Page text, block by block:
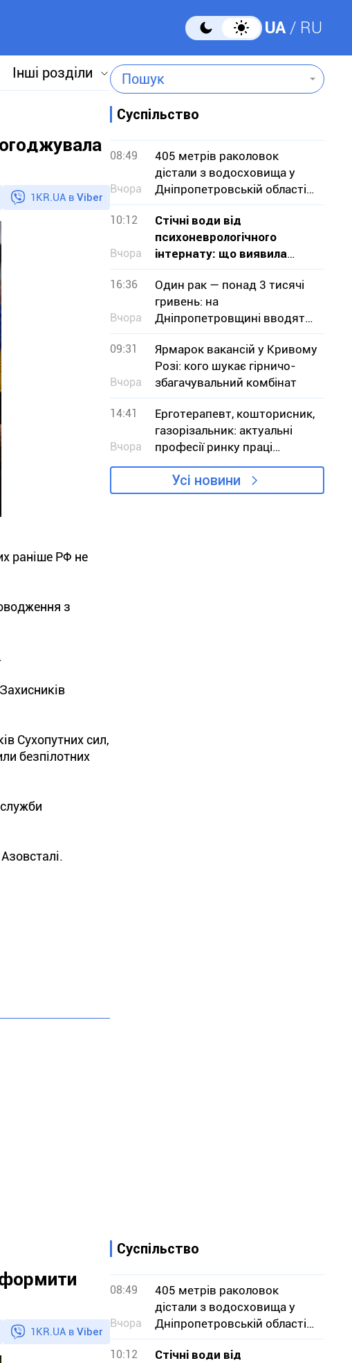
UA RU
Інші розділи Пошук
1KR.UA в Viber
раніше РФ не
з
Сухопутних сил,
безпілотних
Суспільство
08:49
Вчора
405 метрів раколовок
дістали з водосховища у
Дніпропетровській області
— чим вони небезпечні
10:12
Вчора
Стічні води від
психоневрологічного
інтернату: що виявила
перевірка на Криворіжжі
16:36
Вчора
Один рак — понад 3 тисячі
гривень: на
Дніпропетровщині вводять
заборону на вилов
09:31
Вчора
Ярмарок вакансій у Кривому
Розі: кого шукає гірничо-
збагачувальний комбінат
14:41
Вчора
Ерготерапевт, кошторисник,
газорізальник: актуальні
професії ринку праці
Дніпропетровщини в серпні
Усі новини
1KR.UA в Viber
Суспільство
08:49
Вчора
405 метрів раколовок
дістали з водосховища у
Дніпропетровській області
— чим вони небезпечні
10:12
Стічні води від